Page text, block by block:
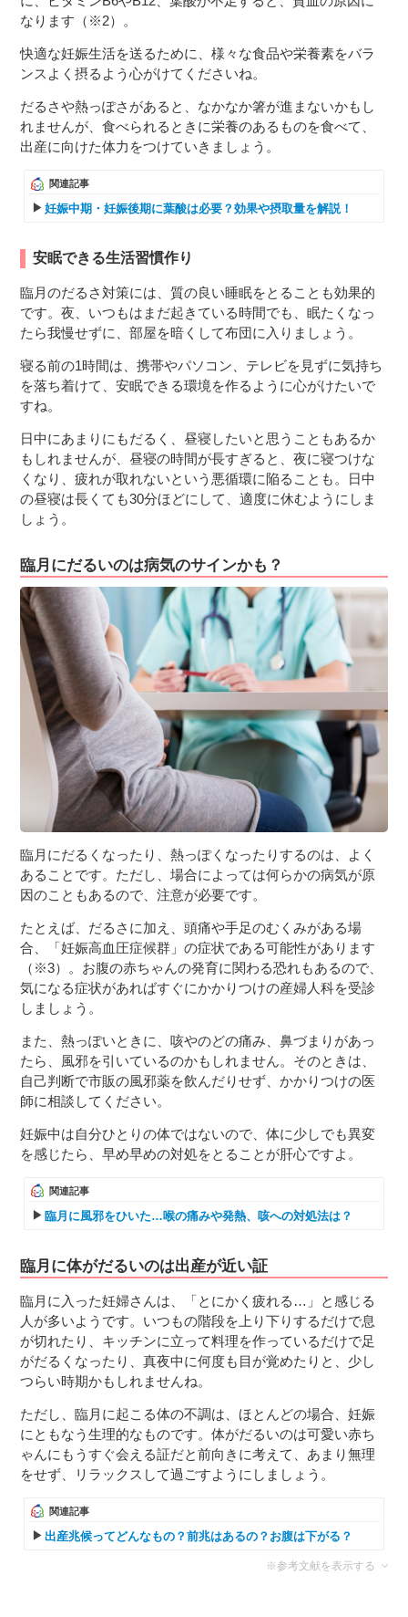
なります（※2）。
快適な妊娠生活を送るために、様々な食品や栄養素をバラ
ンスよく摂るよう心がけてくださいね。
だるさや熱っぽさがあると、なかなか箸が進まないかもし
れませんが、食べられるときに栄養のあるものを食べて、
出産に向けた体力をつけていきましょう。
関連記事
妊娠中期・妊娠後期に葉酸は必要？効果や摂取量を解説！
安眠できる生活習慣作り
臨月のだるさ対策には、質の良い睡眠をとることも効果的
です。夜、いつもはまだ起きている時間でも、眠たくなっ
たら我慢せずに、部屋を暗くして布団に入りましょう。
寝る前の1時間は、携帯やパソコン、テレビを見ずに気持ち
を落ち着けて、安眠できる環境を作るように心がけたいで
すね。
日中にあまりにもだるく、昼寝したいと思うこともあるか
もしれませんが、昼寝の時間が長すぎると、夜に寝つけな
くなり、疲れが取れないという悪循環に陥ることも。日中
の昼寝は長くても30分ほどにして、適度に休むようにしま
しょう。
臨月にだるいのは病気のサインかも？
臨月にだるくなったり、熱っぽくなったりするのは、よく
あることです。ただし、場合によっては何らかの病気が原
因のこともあるので、注意が必要です。
たとえば、だるさに加え、頭痛や手足のむくみがある場
合、「妊娠高血圧症候群」の症状である可能性があります
（※3）。お腹の赤ちゃんの発育に関わる恐れもあるので、
気になる症状があればすぐにかかりつけの産婦人科を受診
しましょう。
また、熱っぽいときに、咳やのどの痛み、鼻づまりがあっ
たら、風邪を引いているのかもしれません。そのときは、
自己判断で市販の風邪薬を飲んだりせず、かかりつけの医
師に相談してください。
妊娠中は自分ひとりの体ではないので、体に少しでも異変
を感じたら、早め早めの対処をとることが肝心ですよ。
関連記事
臨月に風邪をひいた…喉の痛みや発熱、咳への対処法は？
臨月に体がだるいのは出産が近い証
臨月に入った妊婦さんは、「とにかく疲れる…」と感じる
人が多いようです。いつもの階段を上り下りするだけで息
が切れたり、キッチンに立って料理を作っているだけで足
がだるくなったり、真夜中に何度も目が覚めたりと、少し
つらい時期かもしれませんね。
ただし、臨月に起こる体の不調は、ほとんどの場合、妊娠
にともなう生理的なものです。体がだるいのは可愛い赤ち
ゃんにもうすぐ会える証だと前向きに考えて、あまり無理
をせず、リラックスして過ごすようにしましょう。
関連記事
出産兆候ってどんなもの？前兆はあるの？お腹は下がる？
※参考文献を表示する